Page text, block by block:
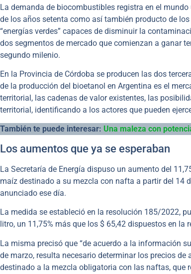
La demanda de biocombustibles registra en el
de los años setenta como así también producto de
“energías verdes” capaces de disminuir la
dos segmentos de mercado que comienzan a ganar
segundo milenio.
En la Provincia de Córdoba se producen las dos
de la producción del bioetanol en Argentina es el
territorial, las cadenas de valor existentes, las
territorial, identificando a los actores que pueden
También te puede interesar: Una maleza con
Los aumentos que ya se esperaban
La Secretaría de Energía dispuso un aumento del
maíz destinado a su mezcla con nafta a partir del 14
anunciado ese día.
La medida se estableció en la resolución 185/2022,
litro, un 11,75% más que los $ 65,42 dispuestos en la
La misma precisó que “de acuerdo a la información
de marzo, resulta necesario determinar los precios
destinado a la mezcla obligatoria con las naftas, que